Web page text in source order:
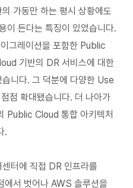
가동만 하는 평시 상황에도
이 든다는 특징이 있었습니다.
그레이션을 포함한 Public
기반의 DR 서비스에 대한
니다. 그 덕분에 다양한 Use
점 확대됐습니다. 더 나아가
Public Cloud 통합 아키텍처
.
터에 직접 DR 인프라를
에서 벗어나 AWS 솔루션을